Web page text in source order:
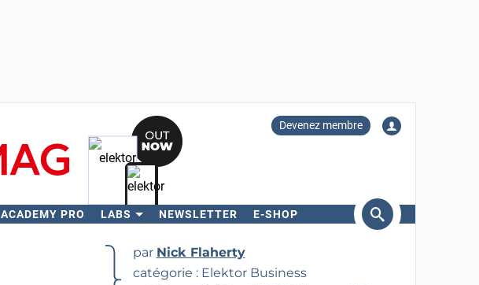
Devenez membre
ACADEMY PRO LABS NEWSLETTER E-SHOP
Rechercher
par Nick Flaherty
catégorie : Elektor Business